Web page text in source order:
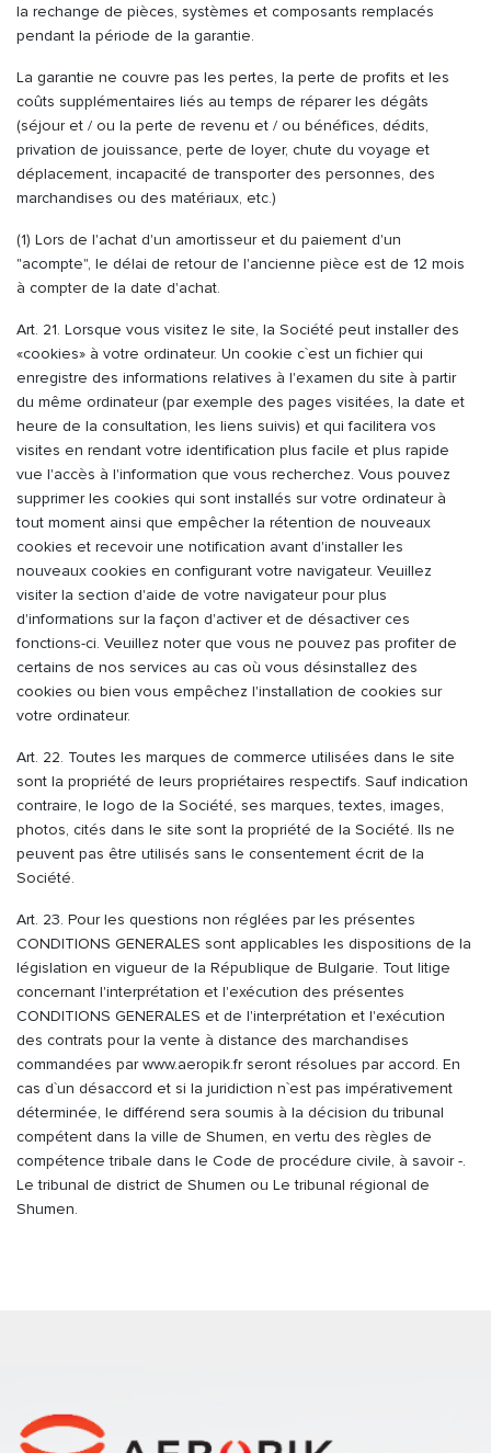
la rechange de pièces, systèmes et composants remplacés
pendant la période de la garantie.
La garantie ne couvre pas les pertes, la perte de profits et les
coûts supplémentaires liés au temps de réparer les dégâts
(séjour et / ou la perte de revenu et / ou bénéfices, dédits,
privation de jouissance, perte de loyer, chute du voyage et
déplacement, incapacité de transporter des personnes, des
marchandises ou des matériaux, etc.)
(1) Lors de l'achat d'un amortisseur et du paiement d'un
"acompte", le délai de retour de l'ancienne pièce est de 12 mois
à compter de la date d'achat.
Art. 21. Lorsque vous visitez le site, la Société peut installer des
«cookies» à votre ordinateur. Un cookie c`est un fichier qui
enregistre des informations relatives à l'examen du site à partir
du même ordinateur (par exemple des pages visitées, la date et
heure de la consultation, les liens suivis) et qui facilitera vos
visites en rendant votre identification plus facile et plus rapide
vue l'accès à l'information que vous recherchez. Vous pouvez
supprimer les cookies qui sont installés sur votre ordinateur à
tout moment ainsi que empêcher la rétention de nouveaux
cookies et recevoir une notification avant d'installer les
nouveaux cookies en configurant votre navigateur. Veuillez
visiter la section d'aide de votre navigateur pour plus
d'informations sur la façon d'activer et de désactiver ces
fonctions-ci. Veuillez noter que vous ne pouvez pas profiter de
certains de nos services au cas où vous désinstallez des
cookies ou bien vous empêchez l'installation de cookies sur
votre ordinateur.
Art. 22. Toutes les marques de commerce utilisées dans le site
sont la propriété de leurs propriétaires respectifs. Sauf indication
contraire, le logo de la Société, ses marques, textes, images,
photos, cités dans le site sont la propriété de la Société. Ils ne
peuvent pas être utilisés sans le consentement écrit de la
Société.
Art. 23. Pour les questions non réglées par les présentes
CONDITIONS GENERALES sont applicables les dispositions de la
législation en vigueur de la République de Bulgarie. Tout litige
concernant l'interprétation et l'exécution des présentes
CONDITIONS GENERALES et de l'interprétation et l'exécution
des contrats pour la vente à distance des marchandises
commandées par www.aeropik.fr seront résolues par accord. En
cas d`un désaccord et si la juridiction n`est pas impérativement
déterminée, le différend sera soumis à la décision du tribunal
compétent dans la ville de Shumen, en vertu des règles de
compétence tribale dans le Code de procédure civile, à savoir -.
Le tribunal de district de Shumen ou Le tribunal régional de
Shumen.